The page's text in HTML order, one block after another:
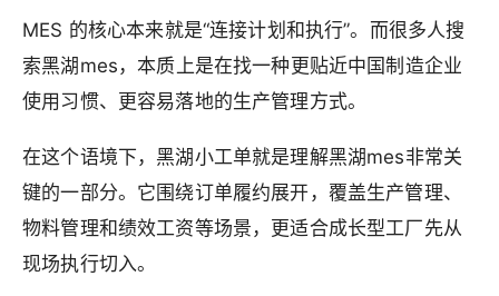
MES 的核心本来就是“连接计划和执行”。而很多人搜
索黑湖mes，本质上是在找一种更贴近中国制造企业
使用习惯、更容易落地的生产管理方式。
在这个语境下，黑湖小工单就是理解黑湖mes非常关
键的一部分。它围绕订单履约展开，覆盖生产管理、
物料管理和绩效工资等场景，更适合成长型工厂先从
现场执行切入。